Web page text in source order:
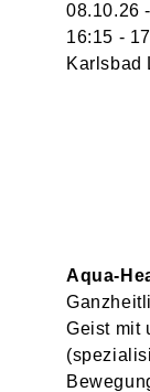
08.10.26
16:15 -
Karlsbad
Aqua-
Geist mit